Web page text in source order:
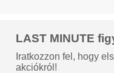
LAST MINUTE
Iratkozzon fel, hogy
akciókról!